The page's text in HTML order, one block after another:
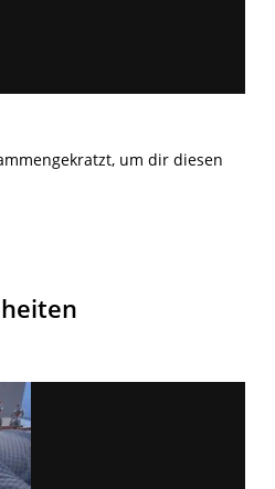
um dir diesen